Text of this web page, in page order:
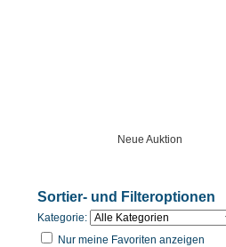
Neue Auktion
Sortier- und Filteroptionen
Kategorie:
Nur meine Favoriten anzeigen